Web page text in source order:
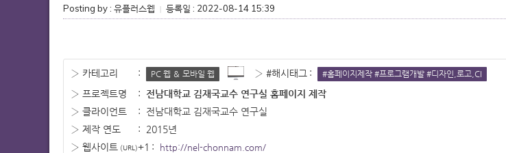
Posting by : 유플러스웹 등록일 : 2022-08-14 15:39
› 카테고리 : PC 웹 ＆ 모바일 웹 › #해시태그 : #홈페이지제작 #프로그램개발 #디자인,로고,CI
› 프로젝트명 :
전남대학교 김재국교수 연구실 홈페이지 제작
› 클라이언트
:
전남대학교 김재국교수 연구실
› 제작 연도
:
2015년
› 웹사이트 (URL)+1 : http://nel-chonnam.com/